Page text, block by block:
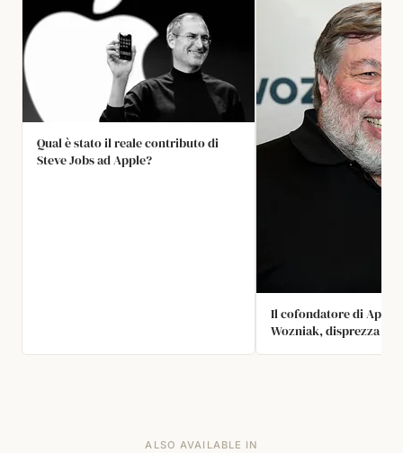
Qual è stato il reale contributo di
Steve Jobs ad Apple?
Il cofondatore di Apple,
Wozniak, disprezza il
ALSO AVAILABLE IN